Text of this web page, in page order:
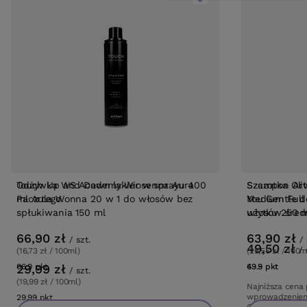
Odżywka WS Academy Wiosenna Aura
Paczula Wonna 20 w 1 do włosów bez
spłukiwania 150 ml
29,99 zł / szt.
(19,99 zł / 100ml)
29.99pktpunktów
Szczotka
Medium Full
włosów
49,50 zł /
49.5 pkt
Najniższa
Touch Up and Down lakier w sprayu 400
ml Artego
66,90 zł / szt.
(16,73 zł / 100ml)
66.9 pktpunktów
Szampon
You Gentle
użytku 250
63,90 zł /
(25,56 zł /
63.9 pkt